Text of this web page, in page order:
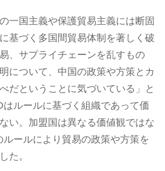
一国主義や保護貿易主義には断固
基づく多国間貿易体制を著しく破
、サプライチェーンを乱すもの
について、中国の政策や方策とカ
だということに気づいている」と
ルールに基づく組織であって価
い。加盟国は異なる価値観ではな
ールにより貿易の政策や方策を
た。